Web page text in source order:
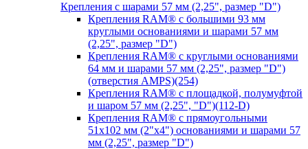
Крепления с шарами 57 мм (2,25", размер "D")
Крепления RAM® с большими 93 мм
круглыми основаниями и шарами 57 мм
(2,25", размер "D")
Крепления RAM® с круглыми основаниями
64 мм и шарами 57 мм (2,25", размер "D")
(отверстия AMPS)(254)
Крепления RAM® с площадкой, полумуфтой
и шаром 57 мм (2,25", "D")(112-D)
Крепления RAM® с прямоугольными
51х102 мм (2"х4") основаниями и шарами 57
мм (2,25", размер "D")